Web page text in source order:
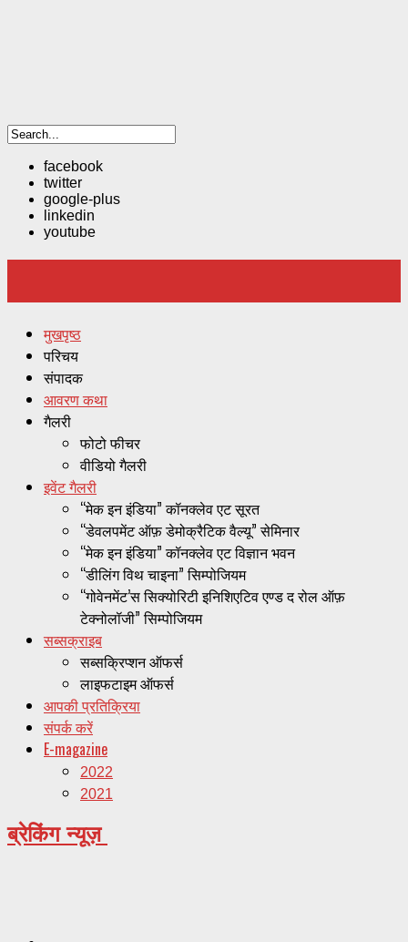
facebook
twitter
google-plus
linkedin
youtube
मुखपृष्ठ
परिचय
संपादक
आवरण कथा
गैलरी
फोटो फीचर
वीडियो गैलरी
इवेंट गैलरी
“मेक इन इंडिया” कॉनक्लेव एट सूरत
“डेवलपमेंट ऑफ़ डेमोक्रैटिक वैल्यू” सेमिनार
“मेक इन इंडिया” कॉनक्लेव एट विज्ञान भवन
“डीलिंग विथ चाइना” सिम्पोजियम
“गोवेनमेंट’स सिक्योरिटी इनिशिएटिव एण्ड द रोल ऑफ़
टेक्नोलॉजी” सिम्पोजियम
सब्सक्राइब
सब्सक्रिप्शन ऑफर्स
लाइफटाइम ऑफर्स
आपकी प्रतिक्रिया
संपर्क करें
E-magazine
2022
2021
ब्रेकिंग न्यूज़